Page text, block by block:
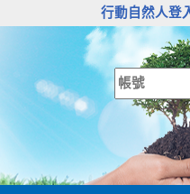
行動自然人登